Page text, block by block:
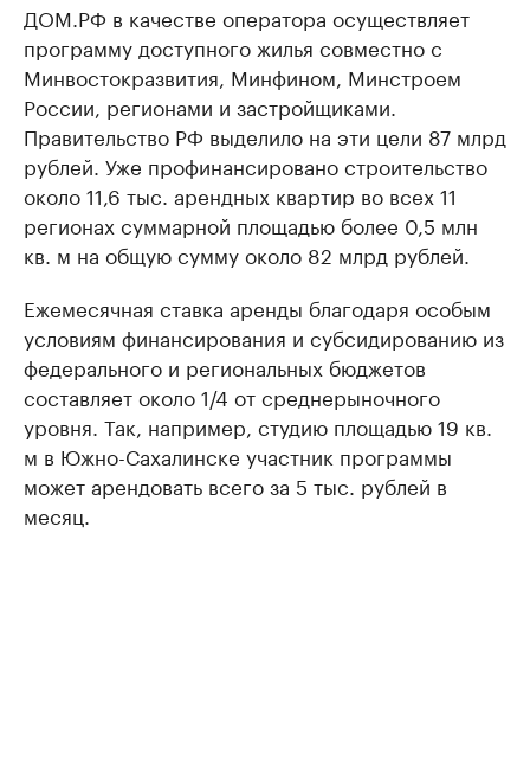
ДОМ.РФ в качестве оператора осуществляет
программу доступного жилья совместно с
Минвостокразвития, Минфином, Минстроем
России, регионами и застройщиками.
Правительство РФ выделило на эти цели 87 млрд
рублей. Уже профинансировано строительство
около 11,6 тыс. арендных квартир во всех 11
регионах суммарной площадью более 0,5 млн
кв. м на общую сумму около 82 млрд рублей.
Ежемесячная ставка аренды благодаря особым
условиям финансирования и субсидированию из
федерального и региональных бюджетов
составляет около 1/4 от среднерыночного
уровня. Так, например, студию площадью 19 кв.
м в Южно-Сахалинске участник программы
может арендовать всего за 5 тыс. рублей в
месяц.